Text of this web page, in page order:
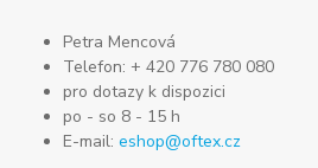
Petra Mencová
Telefon: + 420 776 780 080
pro dotazy k dispozici
po - so 8 - 15 h
E-mail:eshop@oftex.cz